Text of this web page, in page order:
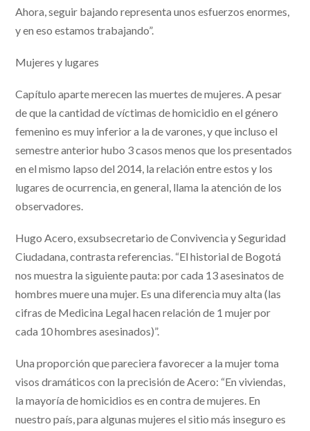
Ahora, seguir bajando representa unos esfuerzos enormes,
y en eso estamos trabajando”.
Mujeres y lugares
Capítulo aparte merecen las muertes de mujeres. A pesar
de que la cantidad de víctimas de homicidio en el género
femenino es muy inferior a la de varones, y que incluso el
semestre anterior hubo 3 casos menos que los presentados
en el mismo lapso del 2014, la relación entre estos y los
lugares de ocurrencia, en general, llama la atención de los
observadores.
Hugo Acero, exsubsecretario de Convivencia y Seguridad
Ciudadana, contrasta referencias. “El historial de Bogotá
nos muestra la siguiente pauta: por cada 13 asesinatos de
hombres muere una mujer. Es una diferencia muy alta (las
cifras de Medicina Legal hacen relación de 1 mujer por
cada 10 hombres asesinados)”.
Una proporción que pareciera favorecer a la mujer toma
visos dramáticos con la precisión de Acero: “En viviendas,
la mayoría de homicidios es en contra de mujeres. En
nuestro país, para algunas mujeres el sitio más inseguro es